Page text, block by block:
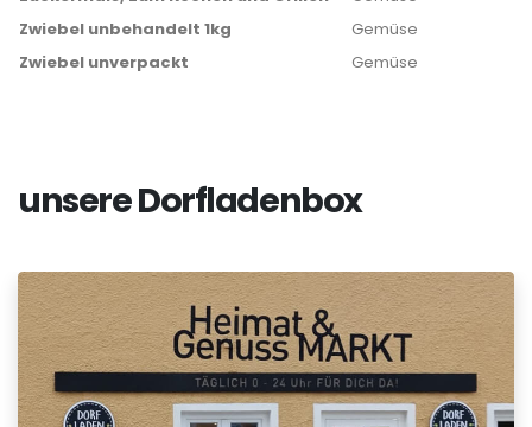
Zwiebel unbehandelt 1kg
Gemüse
Zwiebel unverpackt
Gemüse
unsere Dorfladenbox